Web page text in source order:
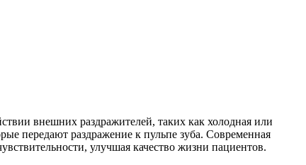
внешних раздражителей, таких как холодная или
передают раздражение к пульпе зуба. Современная
улучшая качество жизни пациентов.